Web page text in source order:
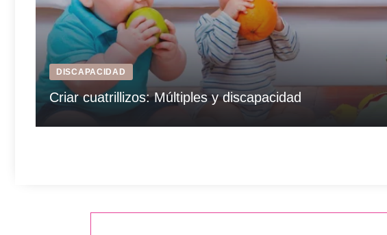
DISCAPACIDAD
Criar cuatrillizos: Múltiples y discapacidad